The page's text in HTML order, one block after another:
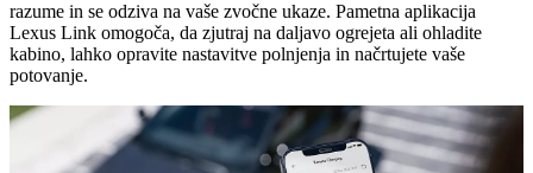
razume in se odziva na vaše zvočne ukaze. Pametna aplikacija
Lexus Link omogoča, da zjutraj na daljavo ogrejeta ali ohladite
kabino, lahko opravite nastavitve polnjenja in načrtujete vaše
potovanje.